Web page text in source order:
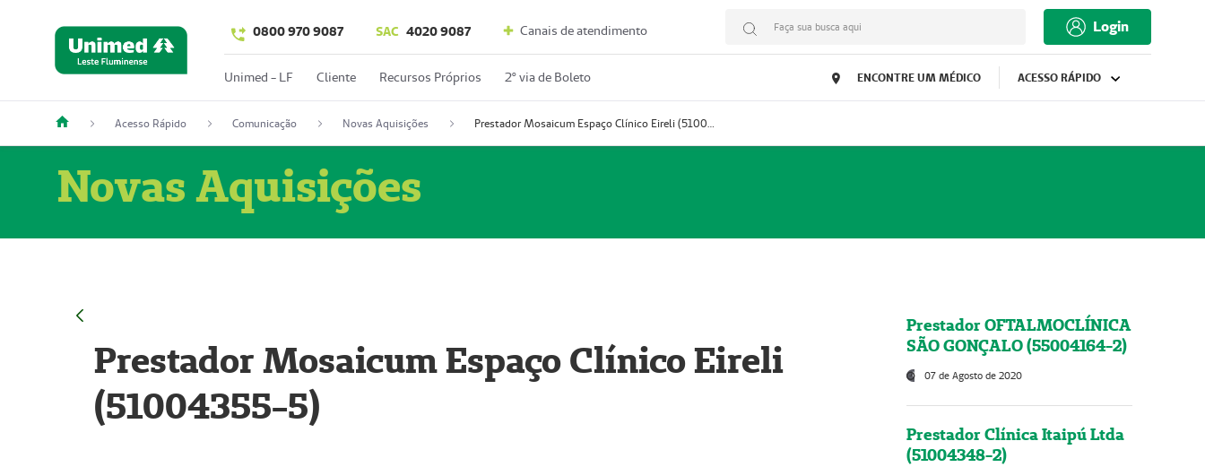
0800 970 9087 SAC 4020 9087 Canais de atendimento Faça sua busca aqui Login
Unimed - LF Cliente Recursos Próprios 2º via de Boleto ENCONTRE UM MÉDICO ACESSO RÁPIDO
Acesso Rápido Comunicação Novas Aquisições Prestador Mosaicum Espaço Clínico Eireli (51004355-5)
Novas Aquisições
Prestador Mosaicum Espaço Clínico Eireli
(51004355-5)
Prestador OFTALMOCLÍNICA
SÃO GONÇALO (55004164-2)
07 de Agosto de 2020
Prestador Clínica Itaipú Ltda
(51004348-2)